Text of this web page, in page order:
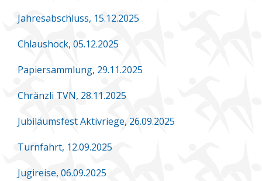
Jahresabschluss, 15.12.2025
Chlaushock, 05.12.2025
Papiersammlung, 29.11.2025
Chränzli TVN, 28.11.2025
Jubiläumsfest Aktivriege, 26.09.2025
Turnfahrt, 12.09.2025
Jugireise, 06.09.2025